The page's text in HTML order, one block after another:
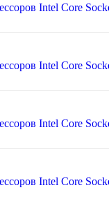
Intel Core
Intel Core
Intel Core
Intel Core